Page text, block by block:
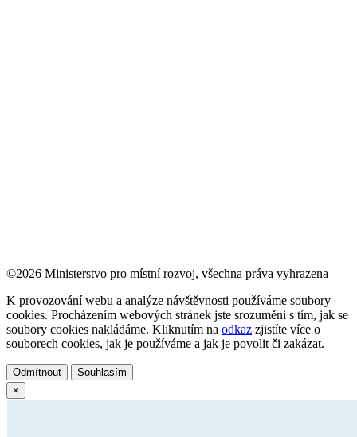
©2026 Ministerstvo pro místní rozvoj, všechna práva vyhrazena
K provozování webu a analýze návštěvnosti používáme soubory
cookies. Procházením webových stránek jste srozuměni s tím, jak se
soubory cookies nakládáme. Kliknutím na odkaz zjistíte více o
souborech cookies, jak je používáme a jak je povolit či zakázat.
Odmítnout
Souhlasím
×